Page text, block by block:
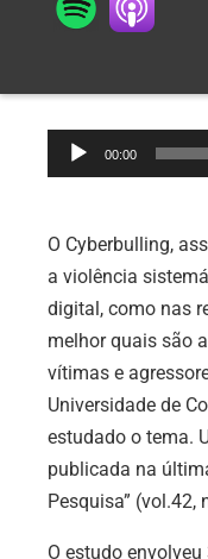
Tocador
de
00:00
O Cyberbulling,
a violência
digital, como nas
melhor quais são
vítimas e
Universidade de
estudado o tema.
publicada na
Pesquisa” (vol.42,
O estudo